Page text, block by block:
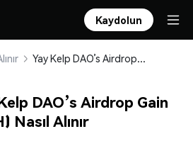
Kaydolun
Yay Kelp DAO’s Airdrop Gain ETH (YAYAGETH) Güvenle Satın Alın ve Saklayın
DAO’s Airdrop Gain
Nasıl Alınır